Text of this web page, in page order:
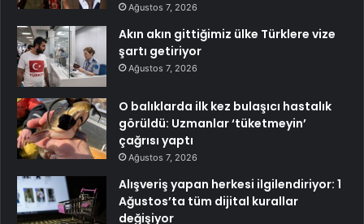
Ağustos 7, 2026
Akın akın gittiğimiz ülke Türklere vize
şartı getiriyor
Ağustos 7, 2026
O balıklarda ilk kez bulaşıcı hastalık
görüldü: Uzmanlar ‘tüketmeyin’
çağrısı yaptı
Ağustos 7, 2026
Alışveriş yapan herkesi ilgilendiriyor: 1
Ağustos’ta tüm dijital kurallar
değişiyor